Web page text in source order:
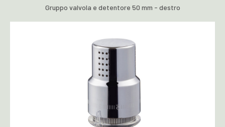
Gruppo valvola e detentore 50 mm - destro